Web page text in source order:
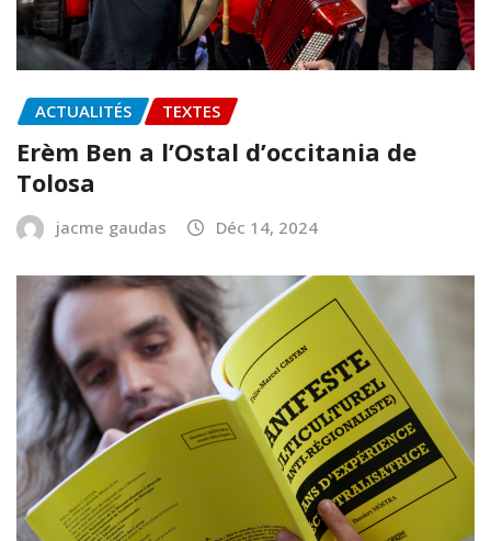
ACTUALITÉS TEXTES
Erèm Ben a l’Ostal d’occitania de
Tolosa
jacme gaudas Déc 14, 2024